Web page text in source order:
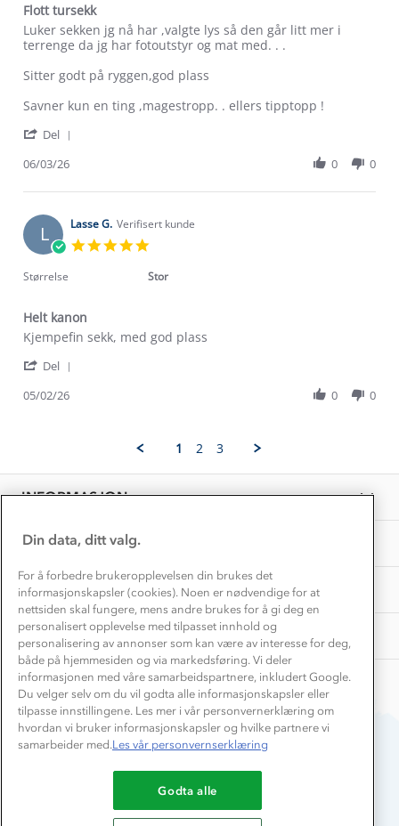
Flott tursekk
Review
by
V.
6
2026
review
stating
tursekk
Luker sekken jg nå har ,valgte lys så den går litt mer i
terrenge da jg har fotoutstyr og mat med. . .
Sitter godt på ryggen,god plass
Savner kun en ting ,magestropp. . ellers tipptopp !
Del
Jannika
on
6
Mar
06/03/26 0 0
L Lasse G. Verifisert kunde
rating
Størrelse Stor
Helt kanon
Review
Lasse
on
review
Helt
Kjempefin sekk, med god plass
Del
5
2026
05/02/26 0 0
1 2 3
INFORMASJON
Konkurransevinnere
Kundeklubb
Bedrift, barnehage og SFO
Presse
OM OSS
Om Stormberg
Klima og miljø
Etisk handel
Dyreetikk
1% til samfunnet
Samarbeide med oss?
TIPS OG RÅD
Trelagsprinsippet barn
Dette trenger du til barnehagen
Gravidklær
Hvordan velge riktig turtøy?
Store størrelser
Turmat oppskrifter
Beredskap
AKTIVITETER
Norgesferie 🇳🇴
Få turinspirasjon og tips her⛰
Overnatte utendørs⛺
Leirskole 🥾
Barnehageansatt
Tips til hyttetur
Du betaler enkelt med
Din data, ditt valg.
For å forbedre brukeropplevelsen din brukes det
informasjonskapsler (cookies). Noen er nødvendige for at
nettsiden skal fungere, mens andre brukes for å gi deg en
personalisert opplevelse med tilpasset innhold og
personalisering av annonser som kan være av interesse for deg,
både på hjemmesiden og via markedsføring. Vi deler
informasjonen med våre samarbeidspartnere, inkludert Google.
Du velger selv om du vil godta alle informasjonskapsler eller
tilpasse innstillingene. Les mer i vår personvernerklæring om
hvordan vi bruker informasjonskapsler og hvilke partnere vi
samarbeider med.Les vår personvernserklæring
Godta alle